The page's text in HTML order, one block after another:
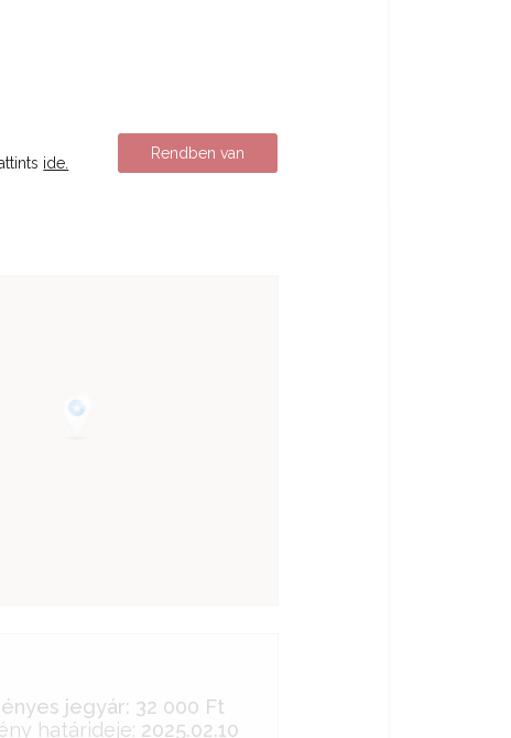
jegyár: 32 000 Ft
határideje: 2025.02.10
ide.
Rendben van